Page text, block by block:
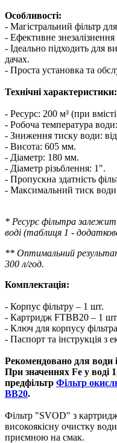
Особливості:
- Магістральний фільтр
- Ефективне
- Ідеально підходить для
дачах.
- Проста установка та
Технічні характеристики:
- Ресурс: 200 м³ (при
- Робоча температура
- Зниження тиску води:
- Висота: 605 мм.
- Діаметр: 180 мм.
- Діаметр різьблення: 1".
- Пропускна здатність
- Максимальний тиск
* Ресурс фільтра залежить
воді (таблиця 1 -
** Оптимальний
300 л/год.
Комплектація:
- Корпус фільтру – 1 шт.
- Картридж FTBB20 – 1
- Ключ для корпусу
- Паспорт та інструкція з
Рекомендовано для води
При значеннях Fe у воді
предфільтр Фільтр
ВВ20.
Фільтр "SVOD" з
високоякісну очистку
приємною на смак.